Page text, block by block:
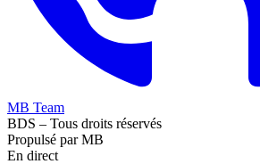
MB Team
BDS – Tous droits réservés
Propulsé par MB
En direct